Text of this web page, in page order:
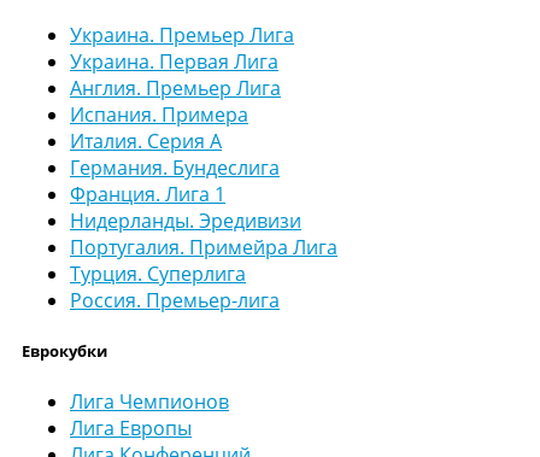
Украина. Премьер Лига
Украина. Первая Лига
Англия. Премьер Лига
Испания. Примера
Италия. Серия А
Германия. Бундеслига
Франция. Лига 1
Нидерланды. Эредивизи
Португалия. Примейра Лига
Турция. Суперлига
Россия. Премьер-лига
Еврокубки
Лига Чемпионов
Лига Европы